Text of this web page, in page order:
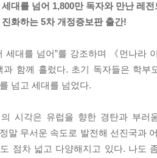
대를 넘어 1,800만 독자와 만난 레
화하는 5차 개정증보판 출간!
세대를 넘어”를 강조하며 《먼나라
과 함께 흘렀다. 초기 독자들은 학
넘고 세대를 넘었다.
시각은 유럽을 향한 경탄과 부러
말 무서운 속도로 발전해 선진국과
점차 넓고 다양해지고 있다. 나도